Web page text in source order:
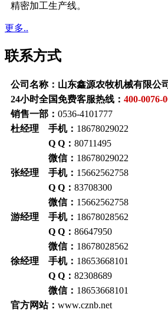
精密加工生产线。
更多..
联系方式
公司名称：山东鑫源农牧机械有限公司
24小时全国免费客服热线： 400-0076-
销售一部： 0536-4101777
杜经理 手机： 18678029022
Q Q： 80711495
微信： 18678029022
张经理 手机： 15662562758
Q Q： 83708300
微信： 15662562758
游经理 手机： 18678028562
Q Q： 86647950
微信： 18678028562
徐经理 手机： 18653668101
Q Q： 82308689
微信： 18653668101
官方网站： www.cznb.net